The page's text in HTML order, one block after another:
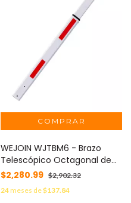
WEJOIN WJTBM6 - Brazo
Telescópico Octagonal de
4m a 6m / Franjas
Reflejantes
$2,280.99 $2,902.32
24meses de$137.84